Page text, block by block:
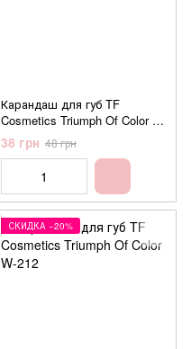
Карандаш для губ TF
Cosmetics Triumph Of Color W-
212 №218 Calm nude
(спокойный нюд)
38 грн 48 грн
СКИДКА −20%